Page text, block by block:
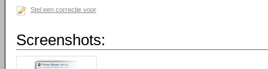
Stel een correctie voor
Screenshots: